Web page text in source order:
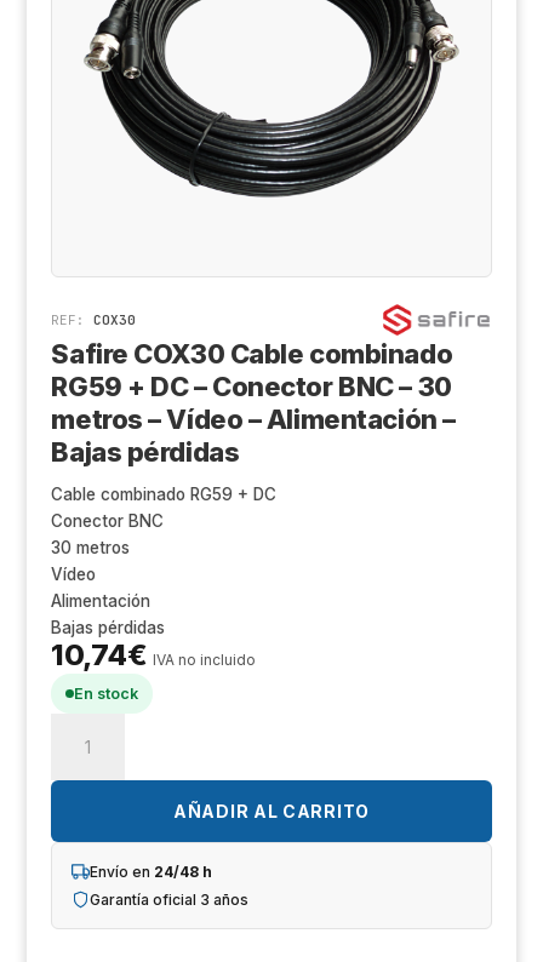
REF:COX30
Safire COX30 Cable combinado
RG59 + DC – Conector BNC – 30
metros – Vídeo – Alimentación –
Bajas pérdidas
Cable combinado RG59 + DC
Conector BNC
30 metros
Vídeo
Alimentación
Bajas pérdidas
10,74€ IVA no incluido
En stock
COX30
Cable
RG59
DC
-
AÑADIR AL CARRITO
Envío en 24/48 h
Garantía oficial 3 años